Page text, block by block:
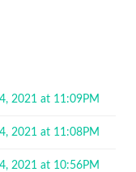
2021 at 11:09PM
2021 at 11:08PM
2021 at 10:56PM